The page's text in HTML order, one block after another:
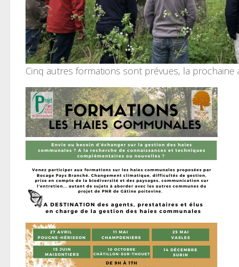
Cinq autres formations sont prévues, la prochaine